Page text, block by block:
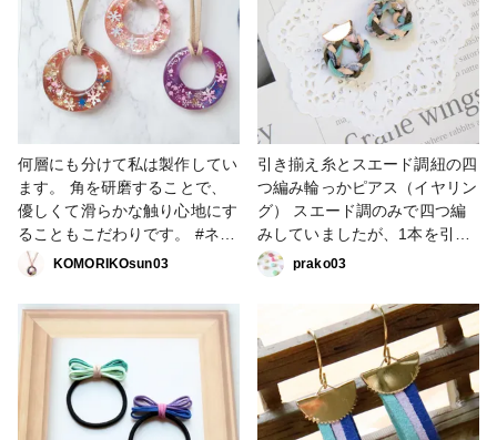
何層にも分けて私は製作してい
ます。 角を研磨することで、
優しくて滑らかな触り心地にす
ることもこだわりです。 #ネッ
クレス #スエードネックレス #
スエード紐 #ファンれぽ
_partsclub
KOMORIKOsun03
引き揃え糸とスエード調紐の四
つ編み輪っかピアス（イヤリン
グ） スエード調のみで四つ編
みしていましたが、1本を引き
揃え糸に変えてみました。
prako03